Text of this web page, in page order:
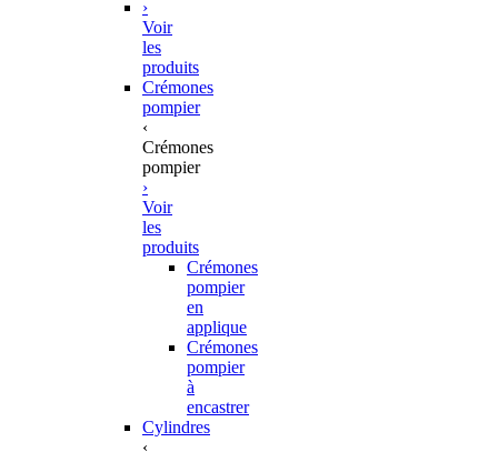
›
Voir
les
produits
Crémones
pompier
‹
Crémones
pompier
›
Voir
les
produits
Crémones
pompier
en
applique
Crémones
pompier
à
encastrer
Cylindres
‹